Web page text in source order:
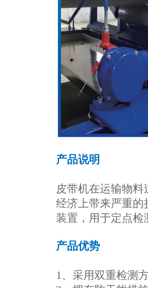
产品说明
皮带机在运输物
经济上带来严重的
装置，用于定点检
产品优势
1、采用双重检测